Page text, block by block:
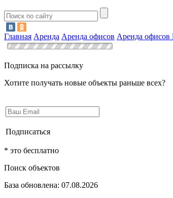
Главная Аренда Аренда офисов Аренда
Подписка на рассылку
Хотите получать новые объекты раньше всех?
Подписаться
* это бесплатно
Поиск объектов
База обновлена: 07.08.2026